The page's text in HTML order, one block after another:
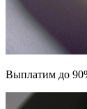
Выплатим до